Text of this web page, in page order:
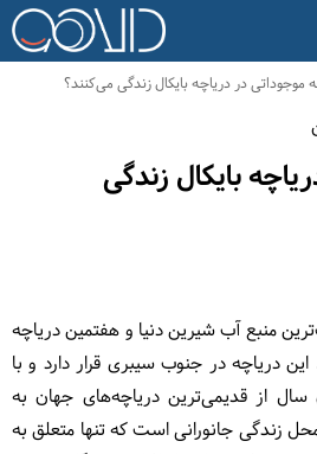
موجوداتی در دریاچه بایکال زندگی می‌کنند؟
بایکال زندگی
منبع آب شیرین دنیا و هفتمین دریاچه
دریاچه در جنوب سیبری قرار دارد و با
۲۵ میلیون سال از قدیمی‌ترین دریاچه‌های جهان به
زندگی جانورانی است که تنها متعلق به